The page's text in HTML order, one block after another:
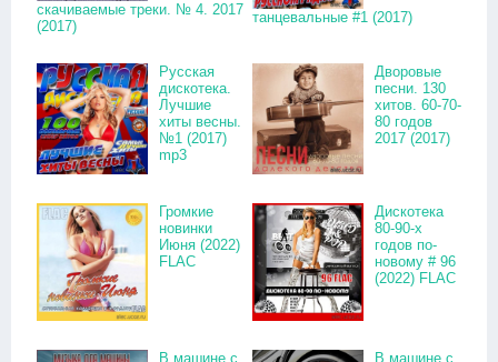
скачиваемые треки. № 4. 2017
(2017)
танцевальные #1 (2017)
Русская
дискотека.
Лучшие
хиты весны.
№1 (2017)
mp3
Дворовые
песни. 130
хитов. 60-70-
80 годов
2017 (2017)
Громкие
новинки
Июня (2022)
FLAC
Дискотека
80-90-х
годов по-
новому # 96
(2022) FLAC
В машине с В машине с